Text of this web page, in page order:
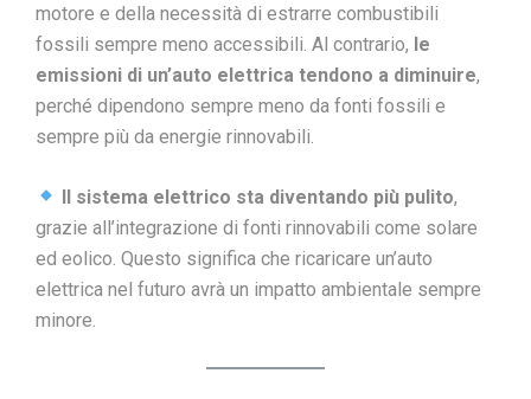
motore e della necessità di estrarre combustibili
fossili sempre meno accessibili. Al contrario, le
emissioni di un’auto elettrica tendono a diminuire,
perché dipendono sempre meno da fonti fossili e
sempre più da energie rinnovabili.
Il sistema elettrico sta diventando più pulito,
grazie all’integrazione di fonti rinnovabili come solare
ed eolico. Questo significa che ricaricare un’auto
elettrica nel futuro avrà un impatto ambientale sempre
minore.